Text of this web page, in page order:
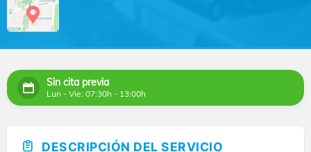
Sin cita previa
Lun - Vie: 07:30h - 13:00h
DESCRIPCIÓN DEL SERVICIO